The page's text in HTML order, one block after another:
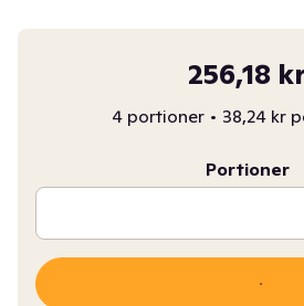
256,18
4 portioner • 38,24 kr
Portioner